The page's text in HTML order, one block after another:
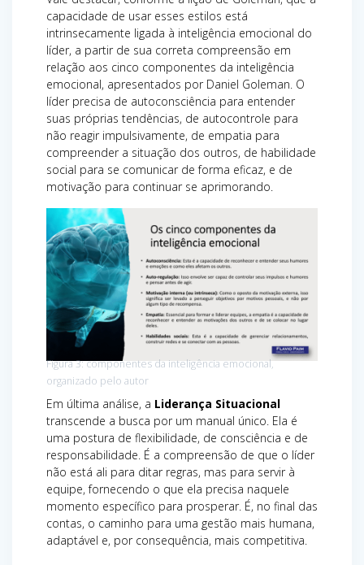
capacidade de usar esses estilos está
intrinsecamente ligada à inteligência emocional do
líder, a partir de sua correta compreensão em
relação aos cinco componentes da inteligência
emocional, apresentados por Daniel Goleman. O
líder precisa de autoconsciência para entender
suas próprias tendências, de autocontrole para
não reagir impulsivamente, de empatia para
compreender a situação dos outros, de habilidade
social para se comunicar de forma eficaz, e de
motivação para continuar se aprimorando.
Figura 3: componentes da inteligência emocional,
organizado pelo autor
Em última análise, a Liderança Situacional
transcende a busca por um manual único. Ela é
uma postura de flexibilidade, de consciência e de
responsabilidade. É a compreensão de que o líder
não está ali para ditar regras, mas para servir à
equipe, fornecendo o que ela precisa naquele
momento específico para prosperar. É, no final das
contas, o caminho para uma gestão mais humana,
adaptável e, por consequência, mais competitiva.